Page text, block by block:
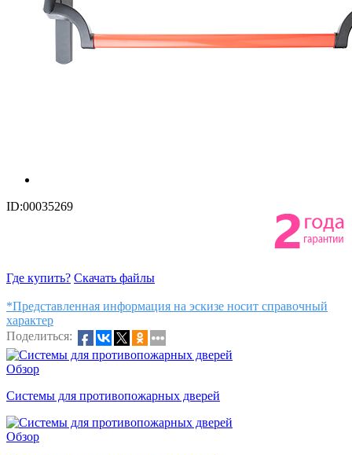
ID:00035269
Где купить? Скачать файлы
*Представленная информация на эскизе носит справочный
характер
Поделиться:
Обзор
Системы для противопожарных дверей
Обзор